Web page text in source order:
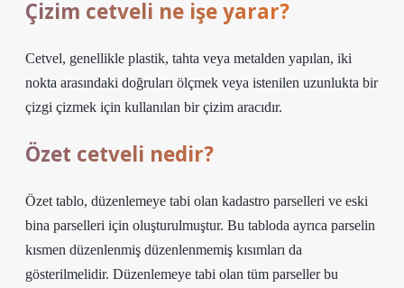
Çizim cetveli ne işe yarar?
Cetvel, genellikle plastik, tahta veya metalden yapılan, iki
nokta arasındaki doğruları ölçmek veya istenilen uzunlukta bir
çizgi çizmek için kullanılan bir çizim aracıdır.
Özet cetveli nedir?
Özet tablo, düzenlemeye tabi olan kadastro parselleri ve eski
bina parselleri için oluşturulmuştur. Bu tabloda ayrıca parselin
kısmen düzenlenmiş düzenlenmemiş kısımları da
gösterilmelidir. Düzenlemeye tabi olan tüm parseller bu